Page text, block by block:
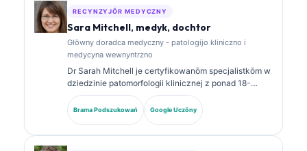
laboratoryjnej.
RECYNZYJŌR MEDYCZNY
Sara Mitchell, medyk, dochtor
Głōwny doradca medyczny - patologijo kliniczno i
medycyna wewnyntrzno
Dr Sarah Mitchell je certyfikowanōm specjalistkōm w
dziedzinie patomorfologii klinicznej z ponad 18-
letnim staŜōm w medycynie laboratoryjnej i analizie
diagnostycznej. Ma specjalistyczne certyfikaty z
chemii klinicznej i publikowała szeroko na temat
Brama Podszukowań Google Uczōny